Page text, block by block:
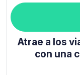
Atrae a los
con una